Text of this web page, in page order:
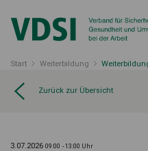
Start Weiterbildung
Zurück zur Übersicht
3.07.2026 09:00 - 13:00 Uhr